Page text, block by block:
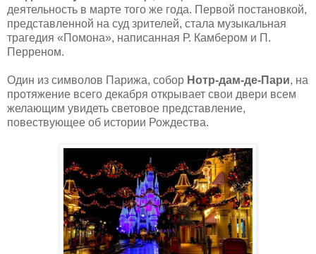
деятельность в марте того же года. Первой постановкой,
представленной на суд зрителей, стала музыкальная
трагедия «Помона», написанная Р. Камбером и П.
Перреном.
Один из символов Парижа, собор Нотр-дам-де-Пари, на
протяжение всего декабря открывает свои двери всем
желающим увидеть световое представление,
повествующее об истории Рождества.